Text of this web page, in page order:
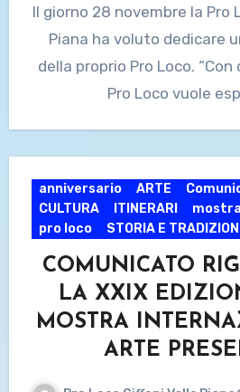
Il giorno 28 novembre la Pro
Piana ha voluto dedicare
della proprio Pro Loco.
Pro Loco vuole
anniversario ARTE
CULTURA
ITINERARI
pro loco
STORIA E
COMUNICATO
LA XXIX
MOSTRA
ARTE